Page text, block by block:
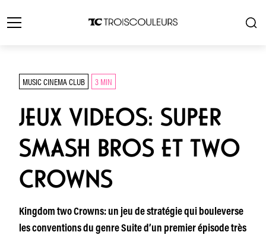
MUSIC CINEMA CLUB 3 MIN
JEUX VIDEOS: SUPER
SMASH BROS ET TWO
CROWNS
Kingdom two Crowns: un jeu de stratégie qui bouleverse
les conventions du genre Suite d’un premier épisode très